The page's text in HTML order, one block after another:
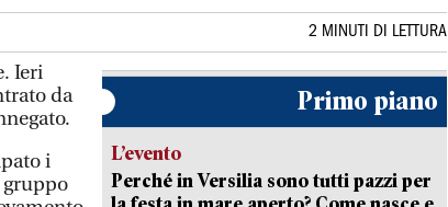
2 MINUTI DI LETTURA
Ieri
da
i
gruppo
Primo piano
L’evento
Perché in Versilia sono tutti pazzi per